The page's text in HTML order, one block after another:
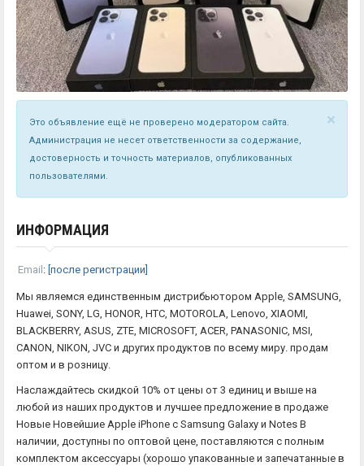
×
Это объявление ещё не проверено модератором сайта.
Администрация не несет ответственности за содержание,
достоверность и точность материалов, опубликованных
пользователями.
ИНФОРМАЦИЯ
Email : [после регистрации]
Мы являемся единственным дистрибьютором Apple, SAMSUNG,
Huawei, SONY, LG, HONOR, HTC, MOTOROLA, Lenovo, XIAOMI,
BLACKBERRY, ASUS, ZTE, MICROSOFT, ACER, PANASONIC, MSI,
CANON, NIKON, JVC и других продуктов по всему миру. продам
оптом и в розницу.
Наслаждайтесь скидкой 10% от цены от 3 единиц и выше на
любой из наших продуктов и лучшее предложение в продаже
Новые Новейшие Apple iPhone с Samsung Galaxy и Notes В
наличии, доступны по оптовой цене, поставляются с полным
комплектом аксессуары (хорошо упакованные и запечатанные в